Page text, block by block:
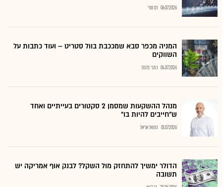
06.07.2026 רם מורי
המניה מכפר סבא שמככבת בוול סטריט – ועוד כתבות על
השווקים
04.07.2026 כתבי גלובס
מנהל ההשקעות שמסמן 2 סקטורים בעייתיים ואחד
ש"חייבים להיות בו"
01.07.2026 נתנאל אריאל
הדולר ימשיך להתחזק מול השקל? לבנק אוף אמריקה יש
תשובה